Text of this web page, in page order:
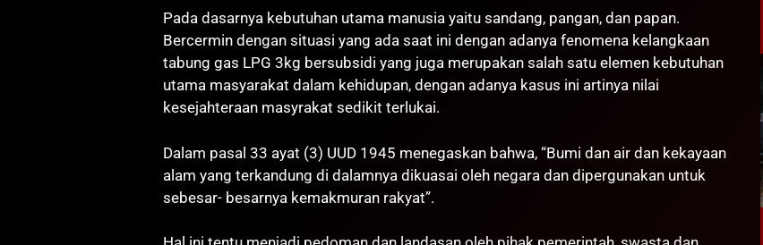
Pada dasarnya kebutuhan utama manusia yaitu sandang, pangan, dan papan.
Bercermin dengan situasi yang ada saat ini dengan adanya fenomena kelangkaan
tabung gas LPG 3kg bersubsidi yang juga merupakan salah satu elemen kebutuhan
utama masyarakat dalam kehidupan, dengan adanya kasus ini artinya nilai
kesejahteraan masyrakat sedikit terlukai.
Dalam pasal 33 ayat (3) UUD 1945 menegaskan bahwa, “Bumi dan air dan kekayaan
alam yang terkandung di dalamnya dikuasai oleh negara dan dipergunakan untuk
sebesar- besarnya kemakmuran rakyat”.